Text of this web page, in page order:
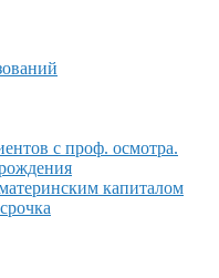
с проф. осмотра.
капиталом